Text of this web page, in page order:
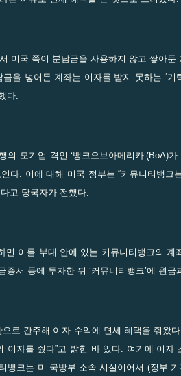
미국 쪽이 분담금을 사용하지 않고 쌓아
을 넣어둔 계좌는 이자를 받지 못하는 ‘기
다.
의 모기업 격인 ‘뱅크오브아메리카’(BoA)
다. 이에 대해 미국 정부는 “커뮤니티뱅크
고 당국자가 전했다.
이를 부대 안에 있는 커뮤니티뱅크의 계
서 등에 투자한 뒤 ‘커뮤니티뱅크’에 원
로 간주해 이자 수익에 면세 혜택을 줘왔
이자를 줬다”고 밝힌 바 있다. 여기에 이자
뱅크는 미 국방부 소속 시설이어서 (정부